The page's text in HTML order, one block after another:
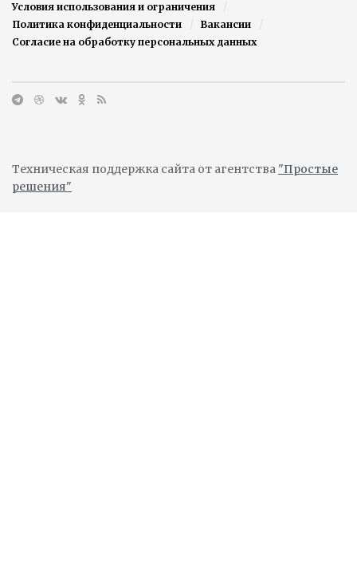
Условия использования и ограничения
Политика конфиденциальности
Вакансии
Согласие на обработку персональных данных
Техническая поддержка сайта от агентства "Простые
решения"